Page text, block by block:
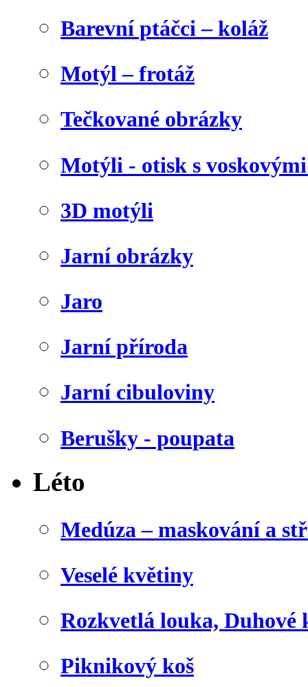
Barevní ptáčci – koláž
Motýl – frotáž
Tečkované obrázky
Motýli - otisk s
3D motýli
Jarní obrázky
Jaro
Jarní příroda
Jarní cibuloviny
Berušky - poupata
Léto
Medúza – maskování a
Veselé květiny
Rozkvetlá louka, Duhové
Piknikový koš